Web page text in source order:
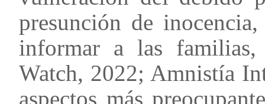
presunción de
informar a las
Watch, 2022; Amnistía
aspectos más